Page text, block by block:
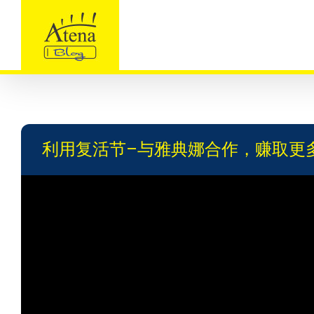
利用复活节–与雅典娜合作，赚取更